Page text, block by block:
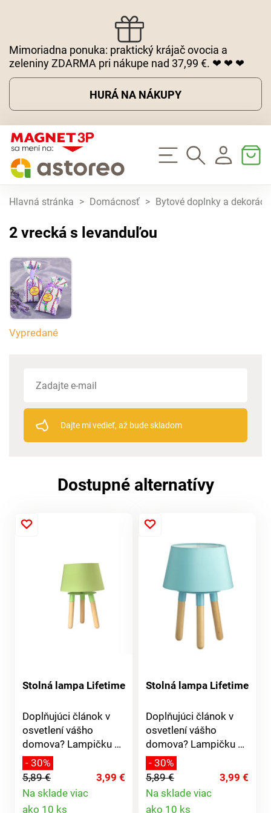
Mimoriadna ponuka: praktický krájač ovocia a
zeleniny ZDARMA pri nákupe nad 37,99 €. ❤ ❤ ❤
HURÁ NA NÁKUPY
Hlavná stránka > Domácnosť > Bytové doplnky a
2 vrecká s levanduľou
Vypredané
Dajte mi vedieť, až bude skladom
Dostupné alternatívy
Stolná lampa Lifetime
Doplňujúci článok v
osvetlení vášho
domova? Lampičku si
zamilujú nielen
vyznávači
škandinávskeho štýlu.
Neomylne vdýchne
- 30%
5,89 €
3,99 €
Na sklade viac
ako 10 ks
Stolná lampa Lifetime
Doplňujúci článok v
osvetlení vášho
domova? Lampičku si
zamilujú nielen
vyznávači
škandinávskeho štýlu.
Neomylne vdýchne
- 30%
5,89 €
3,99 €
Na sklade viac
ako 10 ks